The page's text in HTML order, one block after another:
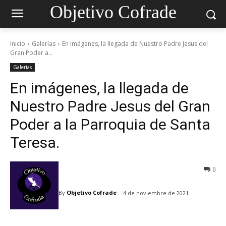
Objetivo Cofrade
Inicio Galerías
En imágenes, la llegada de Nuestro Padre Jesus del
Gran Poder a...
Galerías
En imágenes, la llegada de
Nuestro Padre Jesus del Gran
Poder a la Parroquia de Santa
Teresa.
By Objetivo Cofrade 4 de noviembre de 2021
0